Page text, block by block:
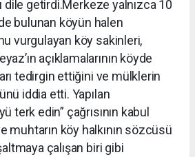
dile getirdi.Merkeze yalnızca 10
bulunan köyün halen
vurgulayan köy sakinleri,
açıklamalarının köyde
tedirgin ettiğini ve mülklerin
iddia etti. Yapılan
terk edin” çağrısının kabul
muhtarın köy halkının sözcüsü
çalışan biri gibi